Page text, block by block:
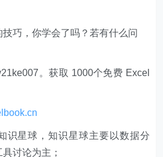
巧，你学会了吗？若有什么问
。获取 1000个免费 Excel
识星球，知识星球主要以数据分
讨论为主；